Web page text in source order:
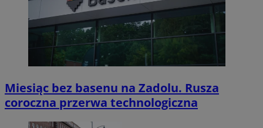
Miesiąc bez basenu na Zadolu. Rusza
coroczna przerwa technologiczna